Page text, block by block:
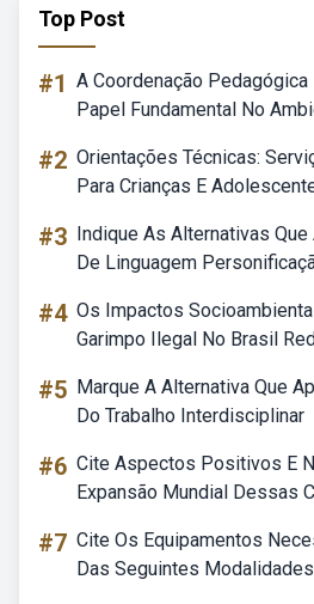
Top Post
#1 A Coordenação
Papel Fundamental No
#2 Orientações Técnicas:
Para Crianças E
#3 Indique As Alternativas
De Linguagem
#4 Os Impactos
Garimpo Ilegal No Brasil
#5 Marque A Alternativa Que
Do Trabalho Interdisciplinar
#6 Cite Aspectos Positivos E
Expansão Mundial Dessas
#7 Cite Os Equipamentos
Das Seguintes Modalidades